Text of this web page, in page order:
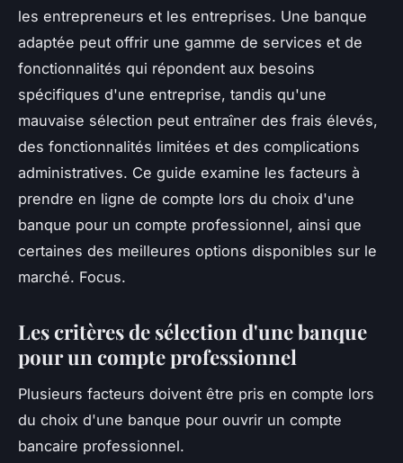
les entrepreneurs et les entreprises. Une banque
adaptée peut offrir une gamme de services et de
fonctionnalités qui répondent aux besoins
spécifiques d'une entreprise, tandis qu'une
mauvaise sélection peut entraîner des frais élevés,
des fonctionnalités limitées et des complications
administratives. Ce guide examine les facteurs à
prendre en ligne de compte lors du choix d'une
banque pour un compte professionnel, ainsi que
certaines des meilleures options disponibles sur le
marché. Focus.
Les critères de sélection d'une banque
pour un compte professionnel
Plusieurs facteurs doivent être pris en compte lors
du choix d'une banque pour ouvrir un compte
bancaire professionnel.